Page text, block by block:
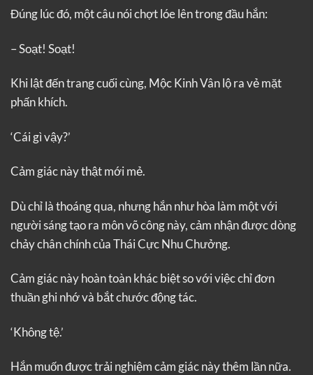
Đúng lúc đó, một câu nói chợt lóe lên trong đầu hắn:
– Soạt! Soạt!
Khi lật đến trang cuối cùng, Mộc Kinh Vân lộ ra vẻ mặt
phấn khích.
‘Cái gì vậy?’
Cảm giác này thật mới mẻ.
Dù chỉ là thoáng qua, nhưng hắn như hòa làm một với
người sáng tạo ra môn võ công này, cảm nhận được dòng
chảy chân chính của Thái Cực Nhu Chưởng.
Cảm giác này hoàn toàn khác biệt so với việc chỉ đơn
thuần ghi nhớ và bắt chước động tác.
‘Không tệ.’
Hắn muốn được trải nghiệm cảm giác này thêm lần nữa.